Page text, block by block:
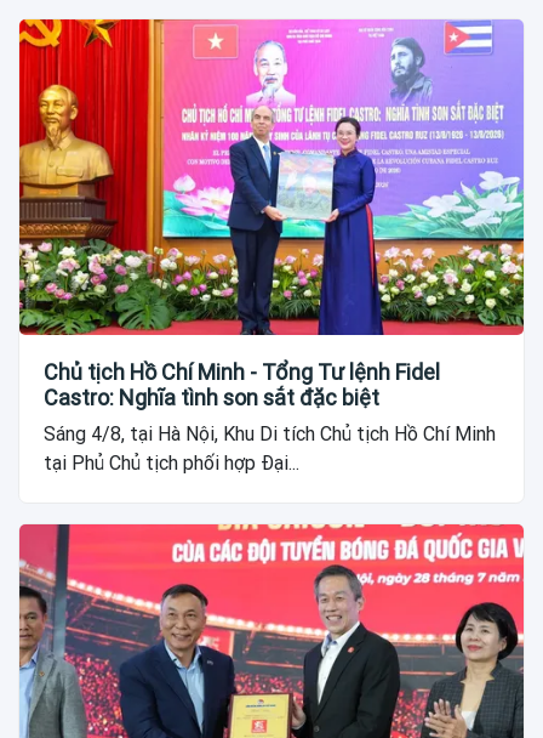
Chủ tịch Hồ Chí Minh - Tổng Tư lệnh Fidel
Castro: Nghĩa tình son sắt đặc biệt
Sáng 4/8, tại Hà Nội, Khu Di tích Chủ tịch Hồ Chí Minh
tại Phủ Chủ tịch phối hợp Đại...